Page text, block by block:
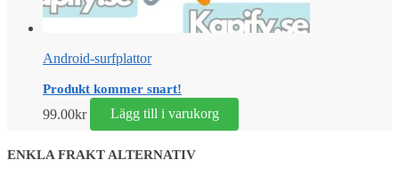
Android-surfplattor
Produkt kommer snart!
99.00kr Lägg till i varukorg
ENKLA FRAKT ALTERNATIV